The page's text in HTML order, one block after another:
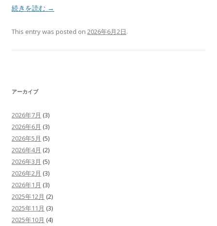
続きを読む →
This entry was posted on 2026年6月2日.
アーカイブ
2026年7月 (3)
2026年6月 (3)
2026年5月 (5)
2026年4月 (2)
2026年3月 (5)
2026年2月 (3)
2026年1月 (3)
2025年12月 (2)
2025年11月 (3)
2025年10月 (4)